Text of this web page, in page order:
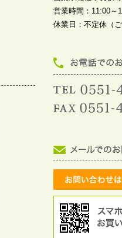
営業時間：11:00～
休業日：不定休（